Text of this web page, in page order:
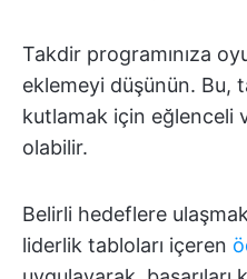
Takdir programınıza
eklemeyi düşünün. Bu,
kutlamak için eğlenceli
olabilir.
Belirli hedeflere
liderlik tabloları içeren